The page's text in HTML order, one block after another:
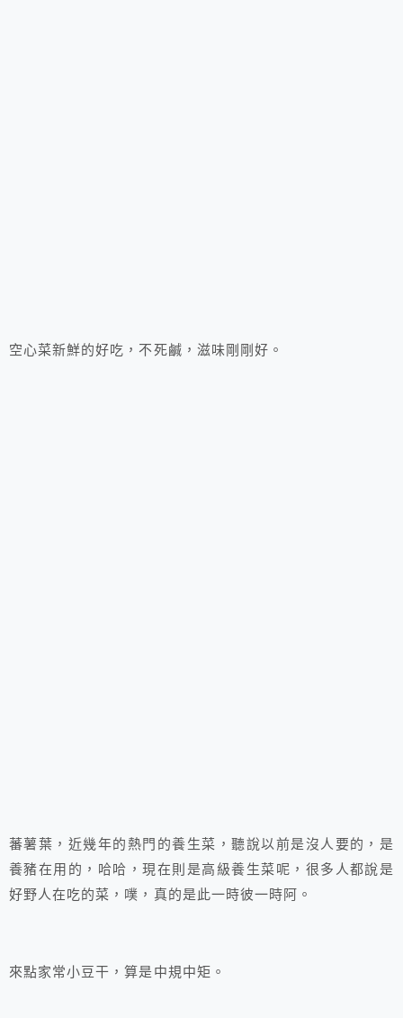
空心菜新鮮的好吃，不死鹹，滋味剛剛好。
蕃薯葉，近幾年的熱門的養生菜，聽說以前是沒人要的，是
養豬在用的，哈哈，現在則是高級養生菜呢，很多人都說是
好野人在吃的菜，噗，真的是此一時彼一時阿。
來點家常小豆干，算是中規中矩。